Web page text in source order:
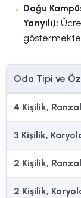
Doğu
Yarıyılı):
Oda Tipi ve
4 Kişilik,
3 Kişilik,
2 Kişilik,
2 Kişilik,